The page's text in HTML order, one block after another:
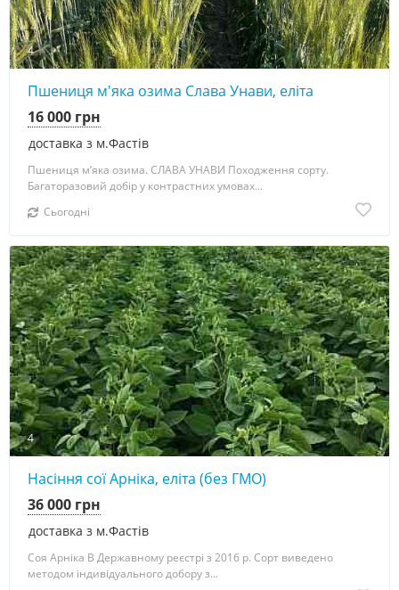
4
Пшениця м'яка озима Слава Унави, еліта
доставка з м.Фастів
16 000 грн
Пшениця мʼяка озима. СЛАВА УНАВИ Походження сорту.
Багаторазовий добір у контрастних умовах...
Сьогодні
4
Насіння сої Арніка, еліта (без ГМО)
доставка з м.Фастів
36 000 грн
Соя Арніка В Державному реєстрі з 2016 р. Сорт виведено
методом індивідуального добору з...